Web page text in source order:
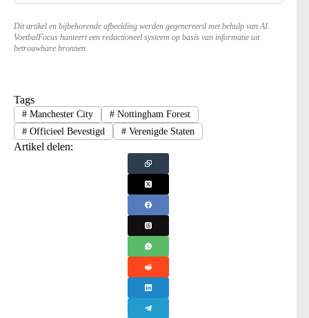
Dit artikel en bijbehorende afbeelding werden gegenereerd met behulp van AI.
VoetbalFocus hanteert een redactioneel systeem op basis van informatie uit
betrouwbare bronnen.
Tags
#Manchester City #Nottingham Forest
#Officieel Bevestigd #Verenigde Staten
Artikel delen: